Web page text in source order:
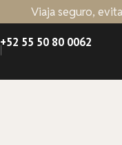
Viaja seguro,
+52 55 50 80 0062